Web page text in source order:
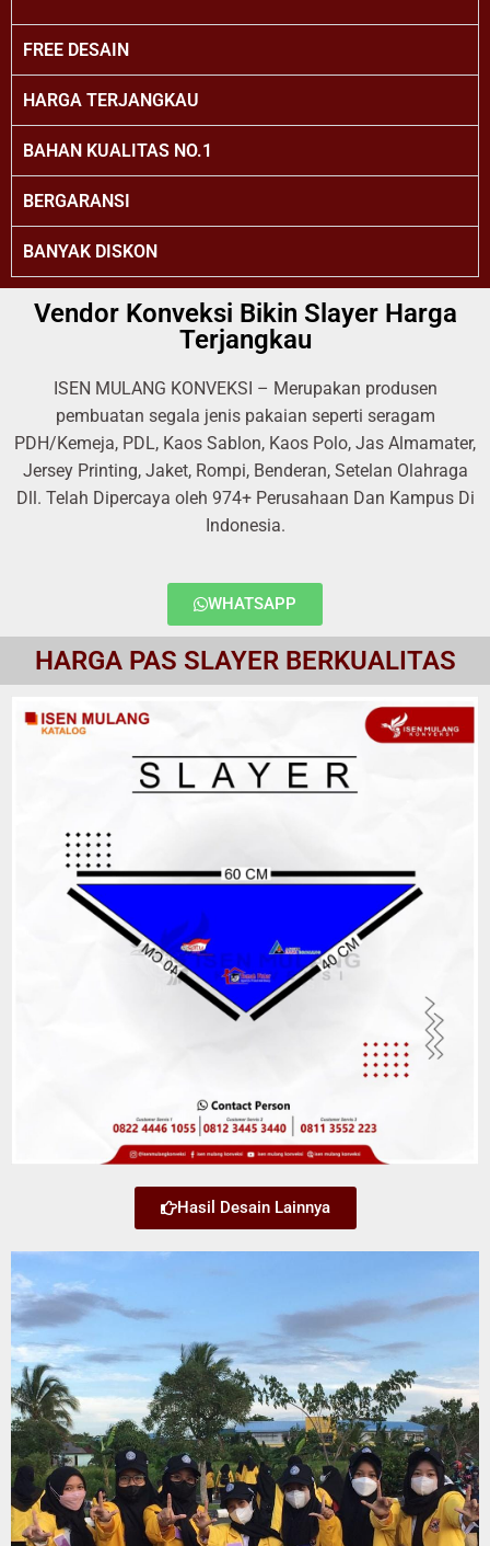
FREE DESAIN
HARGA TERJANGKAU
BAHAN KUALITAS NO.1
BERGARANSI
BANYAK DISKON
Vendor Konveksi Bikin Slayer Harga
Terjangkau
ISEN MULANG KONVEKSI – Merupakan produsen
pembuatan segala jenis pakaian seperti seragam
PDH/Kemeja, PDL, Kaos Sablon, Kaos Polo, Jas Almamater,
Jersey Printing, Jaket, Rompi, Benderan, Setelan Olahraga
Dll. Telah Dipercaya oleh 974+ Perusahaan Dan Kampus Di
Indonesia.
WHATSAPP
HARGA PAS SLAYER BERKUALITAS
Hasil Desain Lainnya